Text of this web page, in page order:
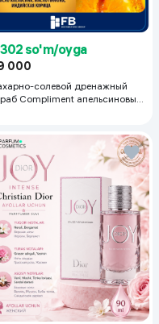
so'm/oyga
000
солевой дренажный
Compliment апельсиновый